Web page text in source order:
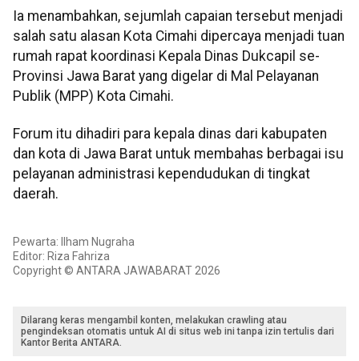
Ia menambahkan, sejumlah capaian tersebut menjadi
salah satu alasan Kota Cimahi dipercaya menjadi tuan
rumah rapat koordinasi Kepala Dinas Dukcapil se-
Provinsi Jawa Barat yang digelar di Mal Pelayanan
Publik (MPP) Kota Cimahi.
Forum itu dihadiri para kepala dinas dari kabupaten
dan kota di Jawa Barat untuk membahas berbagai isu
pelayanan administrasi kependudukan di tingkat
daerah.
Pewarta: Ilham Nugraha
Editor: Riza Fahriza
Copyright © ANTARA JAWABARAT 2026
Dilarang keras mengambil konten, melakukan crawling atau
pengindeksan otomatis untuk AI di situs web ini tanpa izin tertulis dari
Kantor Berita ANTARA.